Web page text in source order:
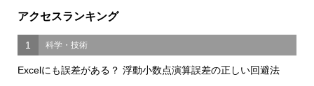
アクセスランキング
1 科学・技術
Excelにも誤差がある？ 浮動小数点演算誤差の正しい回避法